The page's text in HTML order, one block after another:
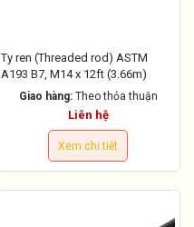
Ty ren (Threaded rod) ASTM
A193 B7, M14 x 12ft (3.66m)
Giao hàng: Theo thỏa thuận
Liên hệ
Xem chi tiết